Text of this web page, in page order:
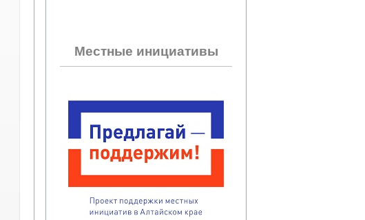
Местные инициативы